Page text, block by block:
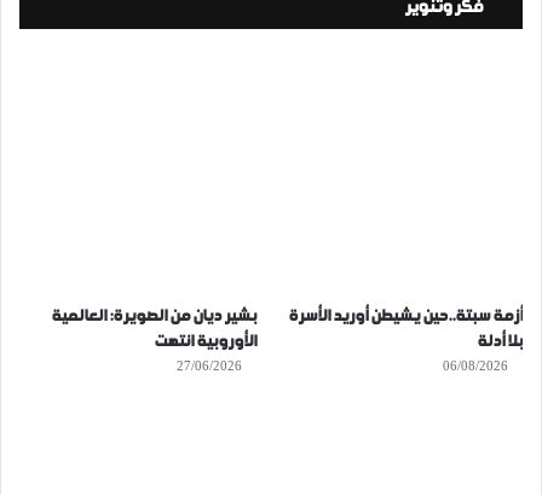
فكر وتنوير
أزمة سبتة..حين يشيطن أوريد الأسرة
بلا أدلة
06/08/2026
بشير ديان من الصويرة: العالمية
الأوروبية انتهت
27/06/2026